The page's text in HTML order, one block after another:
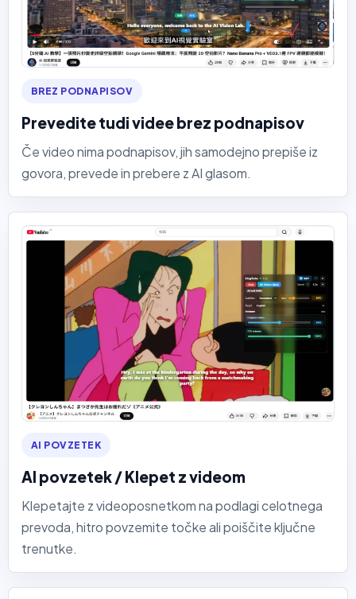
BREZ PODNAPISOV
Prevedite tudi videe brez podnapisov
Če video nima podnapisov, jih samodejno prepiše iz
govora, prevede in prebere z AI glasom.
AI POVZETEK
AI povzetek / Klepet z videom
Klepetajte z videoposnetkom na podlagi celotnega
prevoda, hitro povzemite točke ali poiščite ključne
trenutke.